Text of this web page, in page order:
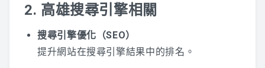
2. 高雄搜尋引擎相關
搜尋引擎優化（SEO）
提升網站在搜尋引擎結果中的排名。